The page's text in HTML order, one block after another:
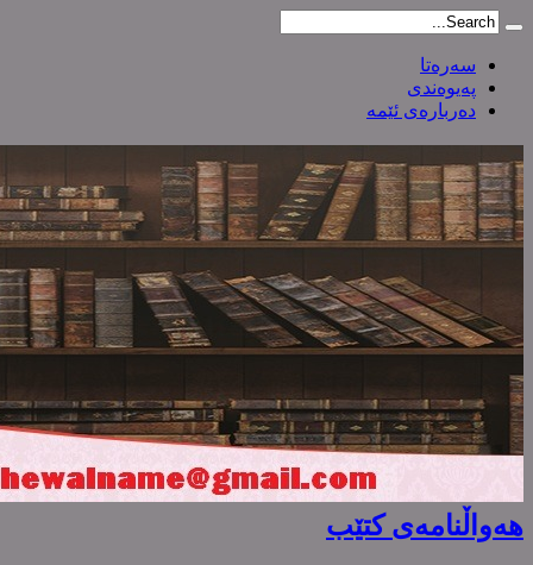
سەرەتا
پەیوەندی
دەربارەی ئێمە
هەواڵنامەی کتێب